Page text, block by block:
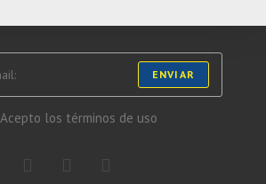
ENVIAR
Acepto los términos de uso